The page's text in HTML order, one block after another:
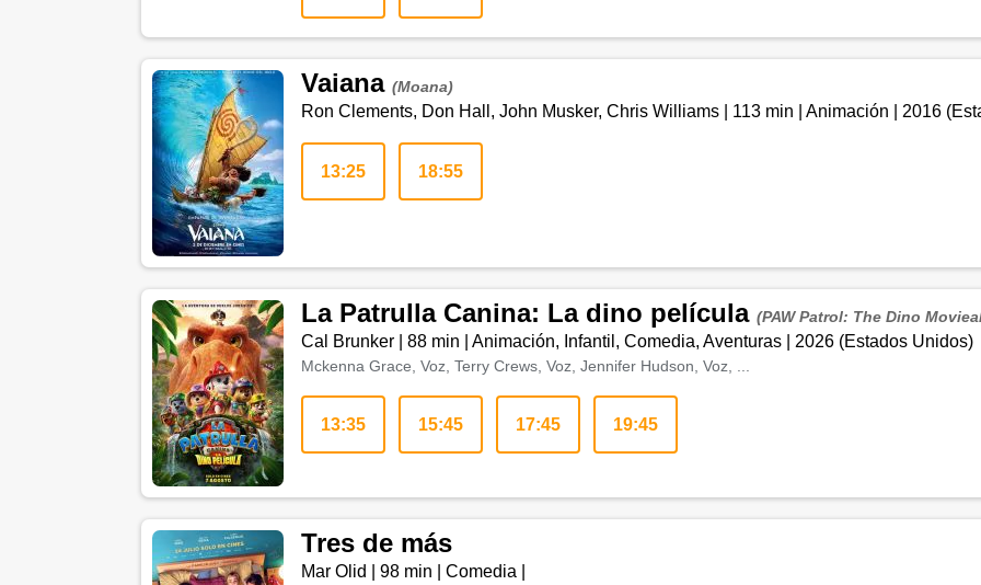
Vaiana(Moana)
Ron Clements, Don Hall, John Musker, Chris Williams 113 min |Animación 2016 (
13:25 18:55
La Patrulla Canina: La dino película(PAW Patrol: The Dino
Cal Brunker |88 min |Animación, Infantil, Comedia, Aventuras 2026 (Estados Unidos)
Mckenna Grace, Voz, Terry Crews, Voz, Jennifer Hudson, Voz, ...
13:35 15:45 17:45 19:45
Tres de más
Mar Olid |98 min |Comedia